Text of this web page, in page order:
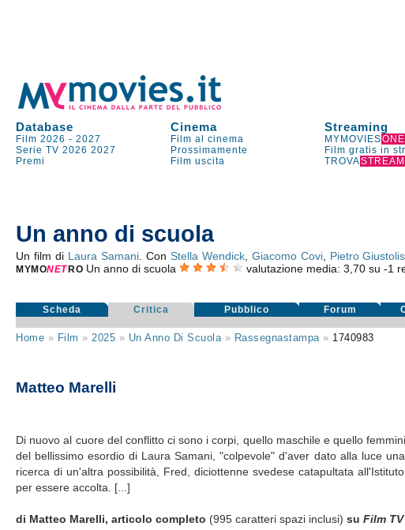
Database Cinema Streaming
Film 2026 -2027 Film al cinema MYMOVIESONE
Serie TV 2026 2027 Prossimamente Film gratis in
Premi
Film uscita TROVA
Un anno di scuola
Un film di Laura Samani. Con Stella Wendick, Giacomo Covi, Pietro
MYMONET RO Un anno di scuola valutazione media: 3,70 su -1
Scheda Critica Pubblico Forum
Home » Film » 2025 » Un Anno Di Scuola» Rassegnastampa» 1740983
Matteo Marelli
Di nuovo al cuore del conflitto ci sono i corpi, quello maschile e quello
del bellissimo esordio di Laura Samani, "colpevole" d'aver dato alla luce
ricerca di un'altra possibilità, Fred, diciottenne svedese catapultata
per essere accolta. [...]
di Matteo Marelli, articolo completo (995 caratteri spazi inclusi)suFilm TV